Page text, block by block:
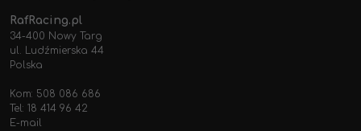
RafRacing.pl
34-400 Nowy Targ
ul. Ludźmierska 44
Polska
Kom: 508 086 686
Tel: 18 414 96 42
E-mail